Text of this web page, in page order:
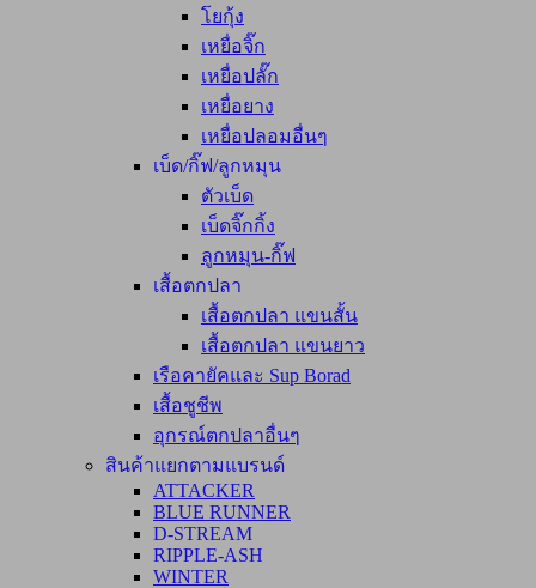
โยกุ้ง
เหยื่อจิ๊ก
เหยื่อปลั๊ก
เหยื่อยาง
เหยื่อปลอมอื่นๆ
เบ็ด/กิ๊ฟ/ลูกหมุน
ตัวเบ็ด
เบ็ดจิ๊กกิ้ง
ลูกหมุน-กิ๊ฟ
เสื้อตกปลา
เสื้อตกปลา แขนสั้น
เสื้อตกปลา แขนยาว
เรือคายัคและ Sup Borad
เสื้อชูชีพ
อุกรณ์ตกปลาอื่นๆ
สินค้าแยกตามแบรนด์
ATTACKER
BLUE RUNNER
D-STREAM
RIPPLE-ASH
WINTER